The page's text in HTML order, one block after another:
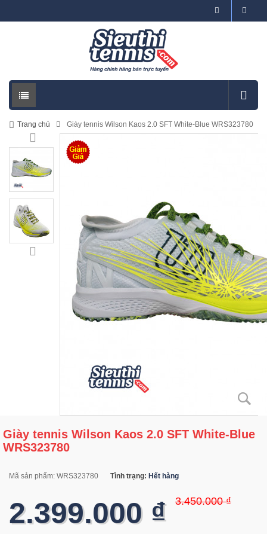
Trang chủ Giày tennis Wilson Kaos 2.0 SFT White-Blue WRS323780
Giày tennis Wilson Kaos 2.0 SFT White-Blue
WRS323780
Mã sản phẩm: WRS323780 Tình trạng: Hết hàng
3.450.000 ₫
2.399.000 ₫